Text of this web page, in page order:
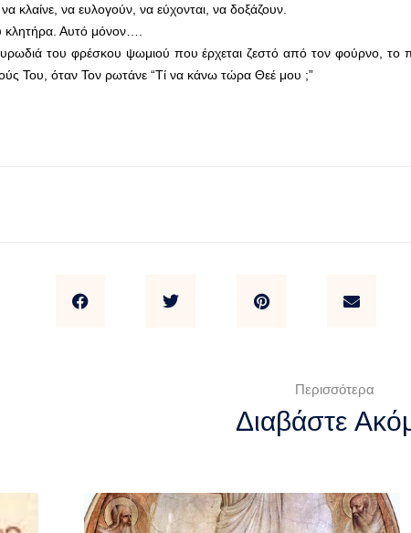
κλαίνε, να ευλογούν, να εύχονται, να δοξάζουν.
κλητήρα. Αυτό μόνον….
του φρέσκου ψωμιού που έρχεται ζεστό από τον φούρνο, το
Του, όταν Τον ρωτάνε “Τί να κάνω τώρα Θεέ μου ;”
Περισσότερα
Διαβάστε